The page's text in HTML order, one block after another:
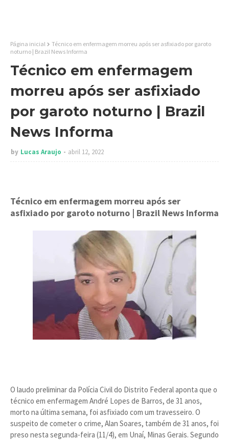
Página inicial
Técnico em enfermagem morreu após ser asfixiado por garoto
noturno | Brazil News Informa
Técnico em enfermagem
morreu após ser asfixiado
por garoto noturno | Brazil
News Informa
by Lucas Araujo abril 12, 2022
Técnico em enfermagem morreu após ser
asfixiado por garoto noturno | Brazil News Informa
O laudo preliminar da Polícia Civil do Distrito Federal aponta que o
técnico em enfermagem André Lopes de Barros, de 31 anos,
morto na última semana, foi asfixiado com um travesseiro. O
suspeito de cometer o crime, Alan Soares, também de 31 anos, foi
preso nesta segunda-feira (11/4), em Unaí, Minas Gerais. Segundo